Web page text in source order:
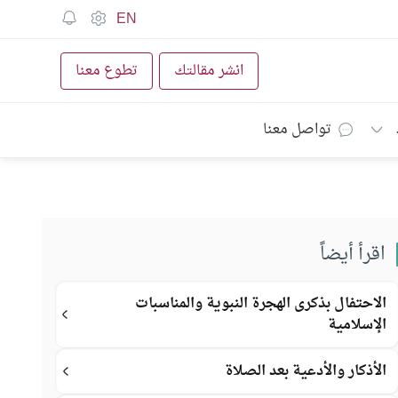
EN
انشر مقالتك تطوع معنا
تواصل معنا
اقرأ أيضاً
الاحتفال بذكرى الهجرة النبوية والمناسبات
الإسلامية
الأذكار والأدعية بعد الصلاة